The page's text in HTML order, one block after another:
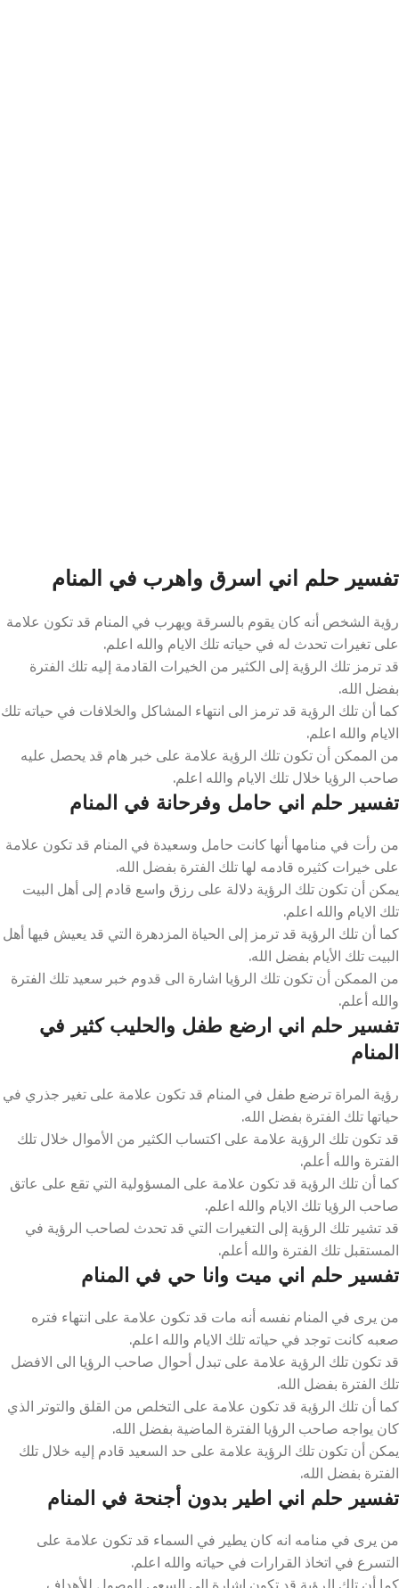
تفسير حلم اني اسرق واهرب في المنام
رؤية الشخص أنه كان يقوم بالسرقة ويهرب في المنام قد تكون علامة
على تغيرات تحدث له في حياته تلك الايام والله اعلم.
قد ترمز تلك الرؤية إلى الكثير من الخيرات القادمة إليه تلك الفترة
بفضل الله.
كما أن تلك الرؤية قد ترمز الى انتهاء المشاكل والخلافات في حياته تلك
الايام والله اعلم.
من الممكن أن تكون تلك الرؤية علامة على خبر هام قد يحصل عليه
صاحب الرؤيا خلال تلك الايام والله اعلم.
تفسير حلم اني حامل وفرحانة في المنام
من رأت في منامها أنها كانت حامل وسعيدة في المنام قد تكون علامة
على خيرات كثيره قادمه لها تلك الفترة بفضل الله.
يمكن أن تكون تلك الرؤية دلالة على رزق واسع قادم إلى أهل البيت
تلك الايام والله اعلم.
كما أن تلك الرؤية قد ترمز إلى الحياة المزدهرة التي قد يعيش فيها أهل
البيت تلك الأيام بفضل الله.
من الممكن أن تكون تلك الرؤيا اشارة الى قدوم خبر سعيد تلك الفترة
والله أعلم.
تفسير حلم اني ارضع طفل والحليب كثير في
المنام
رؤية المراة ترضع طفل في المنام قد تكون علامة على تغير جذري في
حياتها تلك الفترة بفضل الله.
قد تكون تلك الرؤية علامة على اكتساب الكثير من الأموال خلال تلك
الفترة والله أعلم.
كما أن تلك الرؤية قد تكون علامة على المسؤولية التي تقع على عاتق
صاحب الرؤيا تلك الايام والله اعلم.
قد تشير تلك الرؤية إلى التغيرات التي قد تحدث لصاحب الرؤية في
المستقبل تلك الفترة والله أعلم.
تفسير حلم اني ميت وانا حي في المنام
من يرى في المنام نفسه أنه مات قد تكون علامة على انتهاء فتره
صعبه كانت توجد في حياته تلك الايام والله اعلم.
قد تكون تلك الرؤية علامة على تبدل أحوال صاحب الرؤيا الى الافضل
تلك الفترة بفضل الله.
كما أن تلك الرؤية قد تكون علامة على التخلص من القلق والتوتر الذي
كان يواجه صاحب الرؤيا الفترة الماضية بفضل الله.
يمكن أن تكون تلك الرؤية علامة على حد السعيد قادم إليه خلال تلك
الفترة بفضل الله.
تفسير حلم اني اطير بدون أجنحة في المنام
من يرى في منامه انه كان يطير في السماء قد تكون علامة على
التسرع في اتخاذ القرارات في حياته والله اعلم.
كما أن تلك الرؤية قد تكون اشارة الى السعي للوصول للأهداف